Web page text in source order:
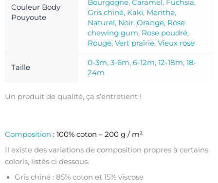
Couleur Body
Pouyoute
Bourgogne, Caramel, Fuchsia,
Gris chiné, Kaki, Menthe,
Naturel, Noir, Orange, Rose
chewing gum, Rose poudré,
Rouge, Vert prairie, Vieux rose
Taille
0-3m, 3-6m, 6-12m, 12-18m, 18-
24m
Un produit de qualité, ça s’entretient !
Composition : 100% coton – 200 g / m²
Il existe des variations de composition propres à certains
coloris, listés ci dessous.
Gris chiné : 85% coton et 15% viscose